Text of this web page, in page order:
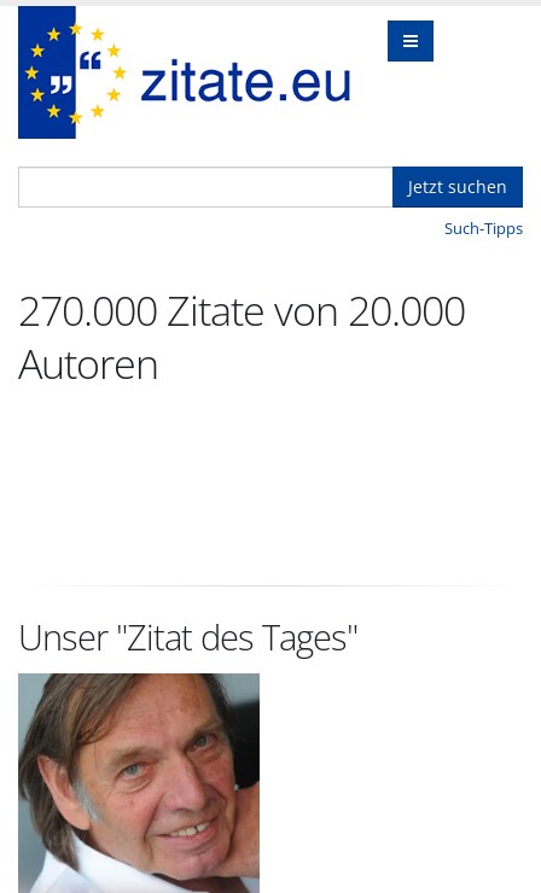
Jetzt suchen
Such-Tipps
270.000 Zitate von 20.000
Autoren
Unser "Zitat des Tages"